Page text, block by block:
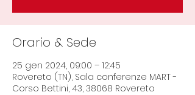
Orario & Sede
25 gen 2024, 09:00 – 12:45
Rovereto (TN), Sala conferenze MART -
Corso Bettini, 43, 38068 Rovereto